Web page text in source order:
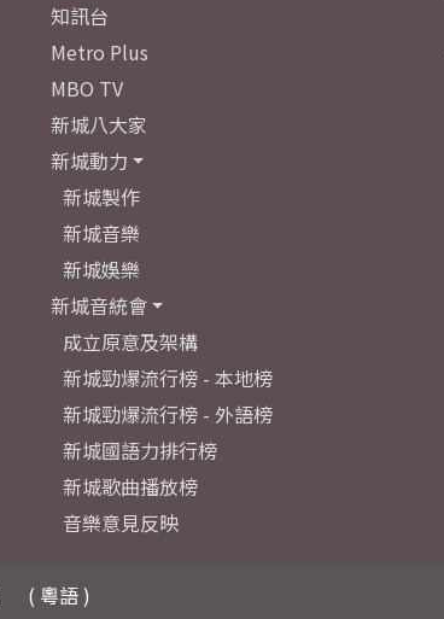
( 粵語 )
知訊台
Metro Plus
MBO TV
新城八大家
新城動力
新城製作
新城音樂
新城娛樂
新城音統會
成立原意及架構
新城勁爆流行榜 - 本地榜
新城勁爆流行榜 - 外語榜
新城國語力排行榜
新城歌曲播放榜
音樂意見反映